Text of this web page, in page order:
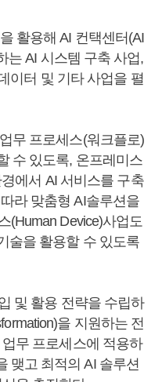
활용해 AI 컨택센터(AI
는 AI 시스템 구축 사업,
이터 및 기타 사업을 펼
무 프로세스(워크플로)
수 있도록, 온프레미스
에서 AI 서비스를 구축
라 맞춤형 AI솔루션을
(Human Device)사업도
술을 활용할 수 있도록
및 활용 전략을 수립하
을 지원하는 전
무 프로세스에 적용하
맺고 최적의 AI 솔루션